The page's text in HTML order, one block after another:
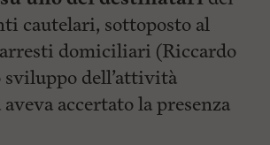
cautelari, sottoposto al
domiciliari (Riccardo
sviluppo dell’attività
accertato la presenza